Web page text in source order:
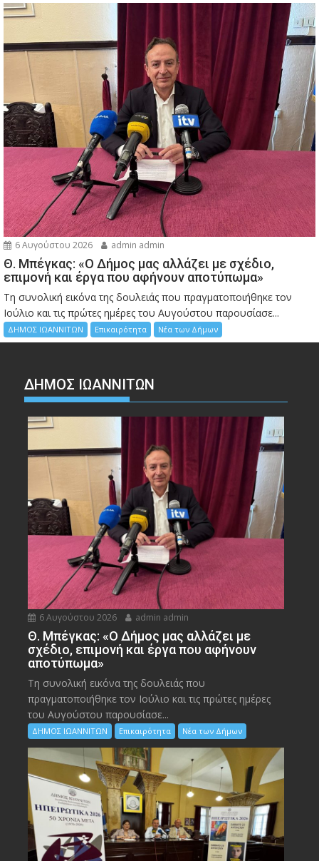
6 Αυγούστου 2026 admin admin
Θ. Μπέγκας: «Ο Δήμος μας αλλάζει με σχέδιο,
επιμονή και έργα που αφήνουν αποτύπωμα»
Τη συνολική εικόνα της δουλειάς που πραγματοποιήθηκε τον
Ιούλιο και τις πρώτες ημέρες του Αυγούστου παρουσίασε...
ΔΗΜΟΣ ΙΩΑΝΝΙΤΩΝ Επικαιρότητα Νέα των Δήμων
ΔΗΜΟΣ ΙΩΑΝΝΙΤΩΝ
6 Αυγούστου 2026 admin admin
Θ. Μπέγκας: «Ο Δήμος μας αλλάζει με
σχέδιο, επιμονή και έργα που αφήνουν
αποτύπωμα»
Τη συνολική εικόνα της δουλειάς που
πραγματοποιήθηκε τον Ιούλιο και τις πρώτες ημέρες
του Αυγούστου παρουσίασε...
ΔΗΜΟΣ ΙΩΑΝΝΙΤΩΝ Επικαιρότητα Νέα των Δήμων